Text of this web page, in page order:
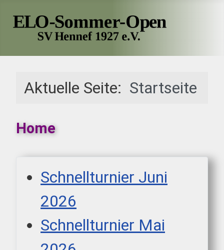
Schnellturnier Juni
2026
Schnellturnier Mai
Aktuelle Seite: Startseite
Home